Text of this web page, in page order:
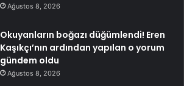
Ağustos 8, 2026
Okuyanların boğazı düğümlendi! Eren
Kaşıkçı’nın ardından yapılan o yorum
gündem oldu
Ağustos 8, 2026